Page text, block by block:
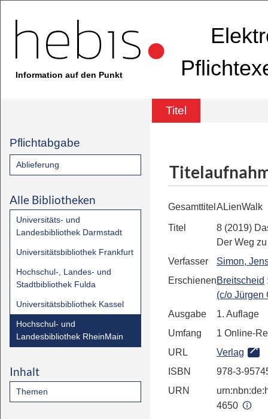
Information auf den Punkt
Titel
Pflichtabgabe
Ablieferung
Alle Bibliotheken
Universitäts- und
Landesbibliothek Darmstadt
Universitätsbibliothek Frankfurt
Hochschul-, Landes- und
Stadtbibliothek Fulda
Universitätsbibliothek Kassel
Hochschul- und
Landesbibliothek RheinMain
Inhalt
Themen
Gesamttitel ALienWalk
Titel 8 (2019)
Der Weg
Verfasser
Simon,
ErschienenBreitscheid
(c/o Jürgen
Ausgabe
1. Auflage
Umfang
1 Online-
URL
Verlag
ISBN
978-3-
URN
4650